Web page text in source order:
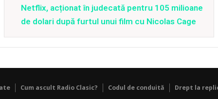
Netflix, acționat în judecată pentru 105 milioane
de dolari după furtul unui film cu Nicolas Cage
Cum ascult Radio Clasic? Codul de conduită Drept la